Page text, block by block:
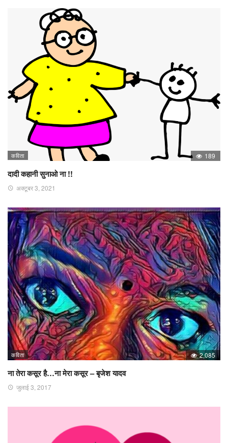
कविता 189
दादी कहानी सुनाओ ना !!
अक्टूबर 3, 2021
कविता 2,085
ना तेरा कसूर है…ना मेरा कसूर – बृजेश यादव
जुलाई 3, 2017